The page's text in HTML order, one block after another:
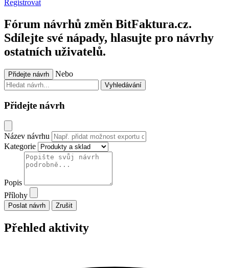
Registrovat
Fórum návrhů změn BitFaktura.cz.
Sdílejte své nápady, hlasujte pro návrhy
ostatních uživatelů.
Přidejte návrh Nebo
Vyhledávání
Přidejte návrh
Název návrhu
Kategorie
Popis
Přílohy
Zrušit
Přehled aktivity